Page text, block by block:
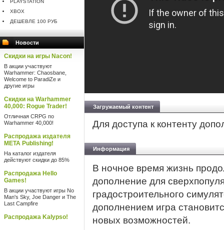
PLAYSTATION
XBOX
ДЕШЕВЛЕ 100 РУБ
Новости
Скидки на игры Nacon!
В акции участвуют
Warhammer: Chaosbane,
Welcome to ParadiZe и
другие игры
Скидки на Warhammer
40,000: Rogue Trader!
Отличная CRPG по
Warhammer 40,000!
Распродажа издателя
META Publishing!
На каталог издателя
действуют скидки до 85%
Распродажа Hello
Games!
В акции участвуют игры No
Man's Sky, Joe Danger и The
Last Campfire
Распродажа Kalypso!
Загружаемый контент
Для доступа к контенту
Информация
В ночное время жизнь
дополнение для
градостроительного
дополнением игра
новых возможностей.